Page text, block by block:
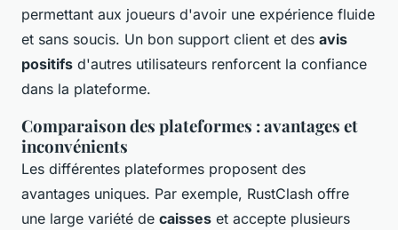
permettant aux joueurs d'avoir une expérience fluide
et sans soucis. Un bon support client et des avis
positifs d'autres utilisateurs renforcent la confiance
dans la plateforme.
Comparaison des plateformes : avantages et
inconvénients
Les différentes plateformes proposent des
avantages uniques. Par exemple, RustClash offre
une large variété de caisses et accepte plusieurs